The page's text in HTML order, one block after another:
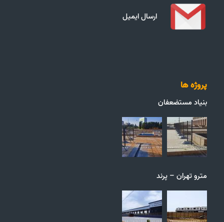
ارسال ایمیل
پروژه ها
بنیاد مستضعفان
مترو تهران – پرند